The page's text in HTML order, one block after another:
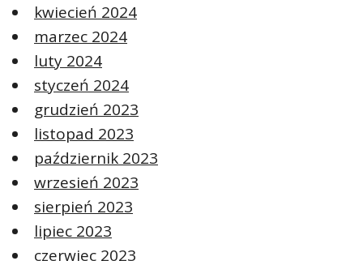
kwiecień 2024
marzec 2024
luty 2024
styczeń 2024
grudzień 2023
listopad 2023
październik 2023
wrzesień 2023
sierpień 2023
lipiec 2023
czerwiec 2023